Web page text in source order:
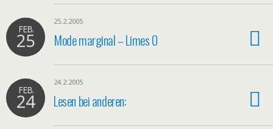
FEB.
25
25.2.2005
Mode marginal – Limes 0
FEB.
24
24.2.2005
Lesen bei anderen: